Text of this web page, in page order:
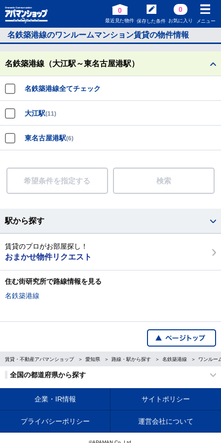
0
最近見た物件 保存した条件
0
お気に入り メニュー
名鉄築港線のワンルームマンション賃貸の物件情報
名鉄築港線（大江駅～東名古屋港駅）
名鉄築港線全てチェック
大江駅(11)
東名古屋港駅(6)
希望条件を指定する 検索
駅から探す
賃貸のプロがお部屋探し！
おまかせ物件リクエスト
住む街研究所で路線情報を見る
名鉄築港線
賃貸・不動産アパマンショップ 愛知県 路線・駅から探す 名鉄築港線 ワンルー
全国の都道府県から探す
企業・IR情報 サイトポリシー
プライバシーポリシー 運営会社について